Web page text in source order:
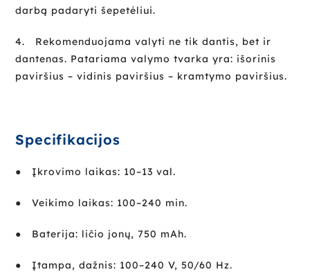
darbą padaryti šepetėliui.
4. Rekomenduojama valyti ne tik dantis, bet ir
dantenas. Patariama valymo tvarka yra: išorinis
paviršius – vidinis paviršius – kramtymo paviršius.
Specifikacijos
● Įkrovimo laikas: 10–13 val.
●Veikimo laikas: 100–240 min.
● Baterija: ličio jonų, 750 mAh.
● Įtampa, dažnis: 100–240 V, 50/60 Hz.